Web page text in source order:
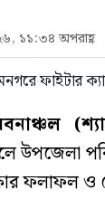
১১:৩৪ অপরাহ্ণ
উপজেলা
ফলাফল ও